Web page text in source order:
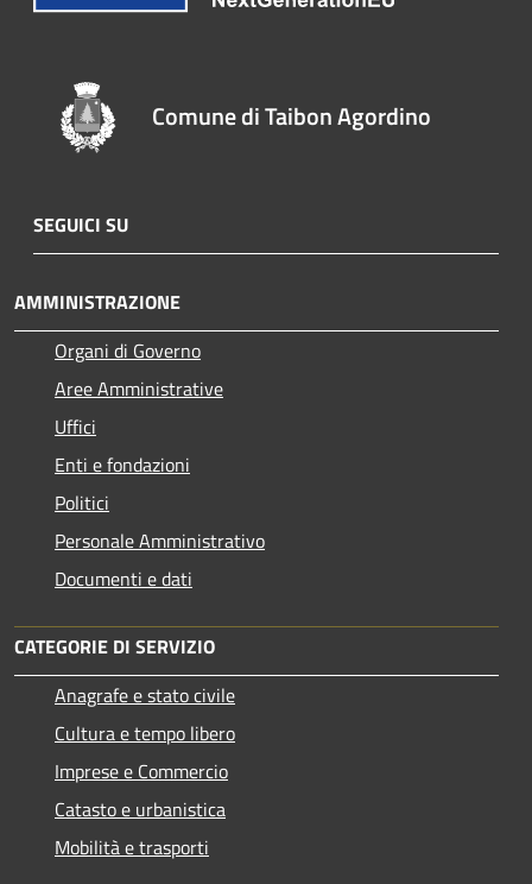
Comune di Taibon Agordino
SEGUICI SU
AMMINISTRAZIONE
Organi di Governo
Aree Amministrative
Uffici
Enti e fondazioni
Politici
Personale Amministrativo
Documenti e dati
CATEGORIE DI SERVIZIO
Anagrafe e stato civile
Cultura e tempo libero
Imprese e Commercio
Catasto e urbanistica
Mobilità e trasporti